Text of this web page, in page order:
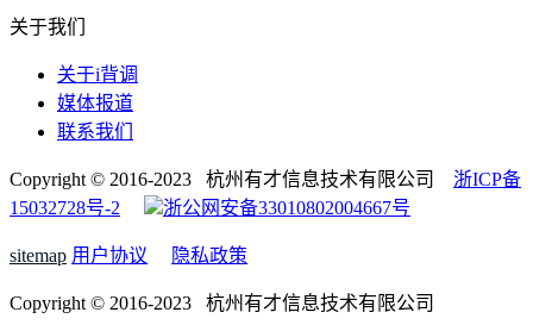
关于我们
关于i背调
媒体报道
联系我们
Copyright © 2016-2023 杭州有才信息技术有限公司 浙ICP备
15032728号-2
浙公网安备33010802004667号
sitemap 用户协议 隐私政策
Copyright © 2016-2023 杭州有才信息技术有限公司